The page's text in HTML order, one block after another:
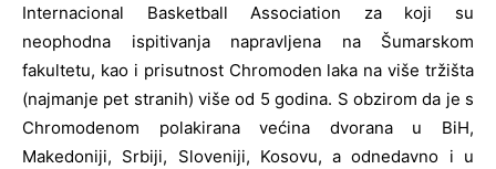
Internacional Basketball Association za koji su
neophodna ispitivanja napravljena na Šumarskom
fakultetu, kao i prisutnost Chromoden laka na više tržišta
(najmanje pet stranih) više od 5 godina. S obzirom da je s
Chromodenom polakirana većina dvorana u BiH,
Makedoniji, Srbiji, Sloveniji, Kosovu, a odnedavno i u